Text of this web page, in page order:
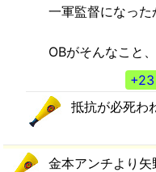
一軍監督になった
OBがそんなこと
+23
抵抗が必死わ
金本アンチより